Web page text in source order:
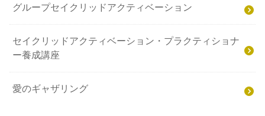
グループセイクリッドアクティベーション
セイクリッドアクティベーション・プラクティショナ
ー養成講座
愛のギャザリング